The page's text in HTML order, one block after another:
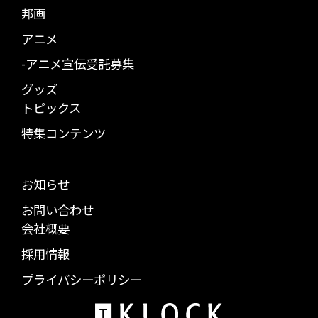
邦画
アニメ
-アニメ宣伝受託募集
グッズ
トピックス
特集コンテンツ
お知らせ
お問い合わせ
会社概要
採用情報
プライバシーポリシー